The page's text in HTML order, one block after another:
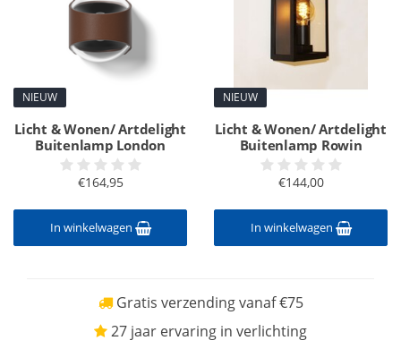
NIEUW
Licht & Wonen/ Artdelight
Buitenlamp London
€164,95
In winkelwagen
NIEUW
Licht & Wonen/ Artdelight
Buitenlamp Rowin
€144,00
In winkelwagen
Gratis verzending vanaf €75
27 jaar ervaring in verlichting